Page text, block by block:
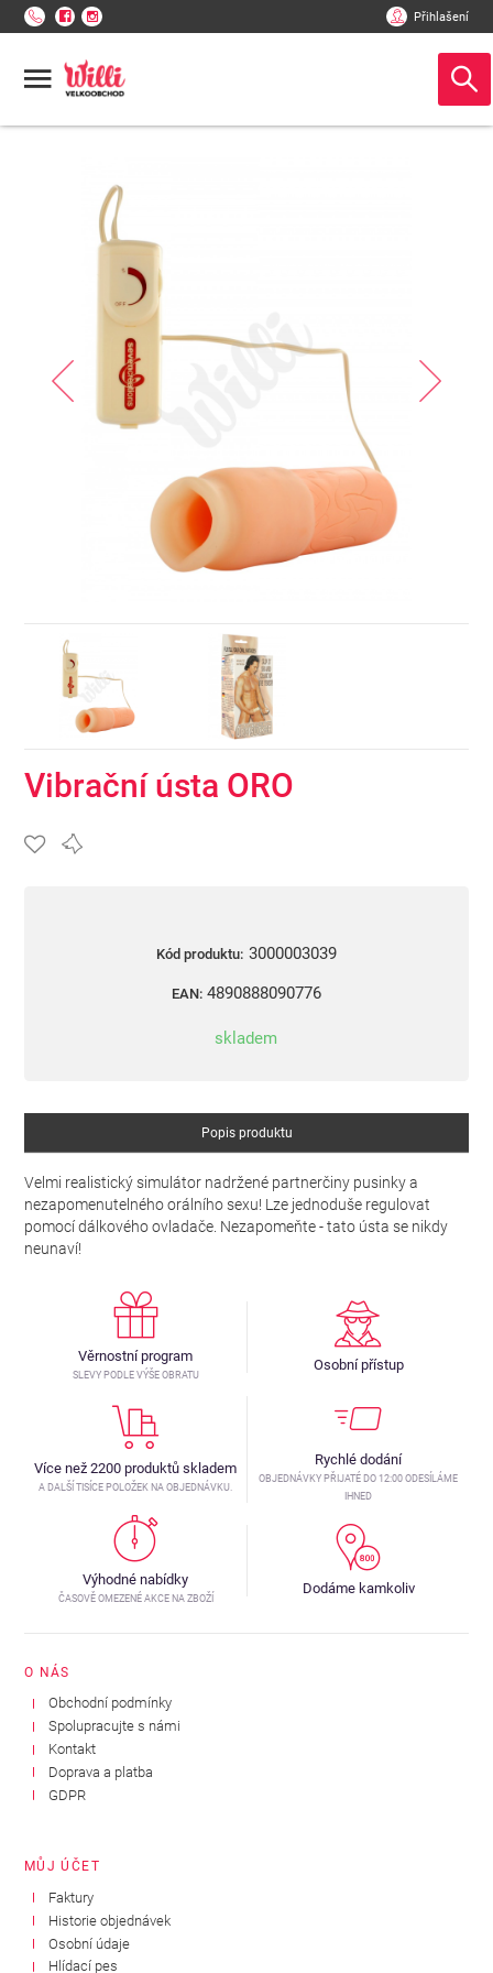
Přihlašení
Vibrační ústa ORO
Kód produktu: 3000003039
EAN: 4890888090776
skladem
Popis produktu
Velmi realistický simulátor nadržené partnerčiny pusinky a
nezapomenutelného orálního sexu! Lze jednoduše regulovat
pomocí dálkového ovladače. Nezapomeňte - tato ústa se nikdy
neunaví!
Věrnostní program
SLEVY PODLE VÝŠE OBRATU
Osobní přístup
Více než 2200 produktů skladem
A DALŠÍ TISÍCE POLOŽEK NA OBJEDNÁVKU.
Rychlé dodání
OBJEDNÁVKY PŘIJATÉ DO 12:00 ODESÍLÁME
IHNED
Výhodné nabídky
ČASOVĚ OMEZENÉ AKCE NA ZBOŽÍ
Dodáme kamkoliv
O NÁS
Obchodní podmínky
Spolupracujte s námi
Kontakt
Doprava a platba
GDPR
MŮJ ÚČET
Faktury
Historie objednávek
Osobní údaje
Hlídací pes